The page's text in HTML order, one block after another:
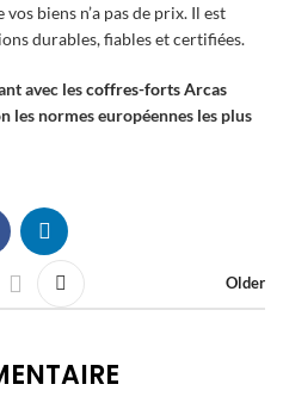
biens n’a pas de prix. Il est
durables, fiables et certifiées.
avec lescoffres-forts Arcas
les normes européennes les plus
Older